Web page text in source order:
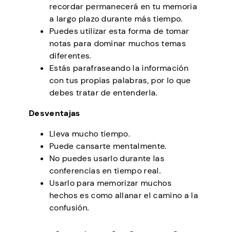
recordar permanecerá en tu memoria
a largo plazo durante más tiempo.
Puedes utilizar esta forma de tomar
notas para dominar muchos temas
diferentes.
Estás parafraseando la información
con tus propias palabras, por lo que
debes tratar de entenderla.
Desventajas
Lleva mucho tiempo.
Puede cansarte mentalmente.
No puedes usarlo durante las
conferencias en tiempo real.
Usarlo para memorizar muchos
hechos es como allanar el camino a la
confusión.